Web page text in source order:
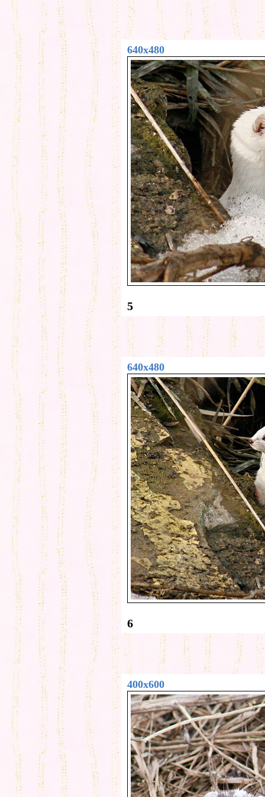
640x480
5
640x480
6
400x600